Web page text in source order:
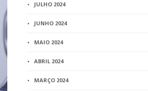
JULHO 2024
JUNHO 2024
MAIO 2024
ABRIL 2024
MARÇO 2024